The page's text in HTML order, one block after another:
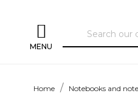
MENU
Home Notebooks and